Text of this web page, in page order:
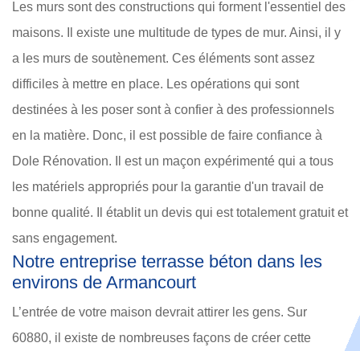
Les murs sont des constructions qui forment l'essentiel des
maisons. Il existe une multitude de types de mur. Ainsi, il y
a les murs de soutènement. Ces éléments sont assez
difficiles à mettre en place. Les opérations qui sont
destinées à les poser sont à confier à des professionnels
en la matière. Donc, il est possible de faire confiance à
Dole Rénovation. Il est un maçon expérimenté qui a tous
les matériels appropriés pour la garantie d'un travail de
bonne qualité. Il établit un devis qui est totalement gratuit et
sans engagement.
Notre entreprise terrasse béton dans les
environs de Armancourt
L’entrée de votre maison devrait attirer les gens. Sur
60880, il existe de nombreuses façons de créer cette